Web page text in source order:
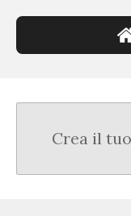
Crea il